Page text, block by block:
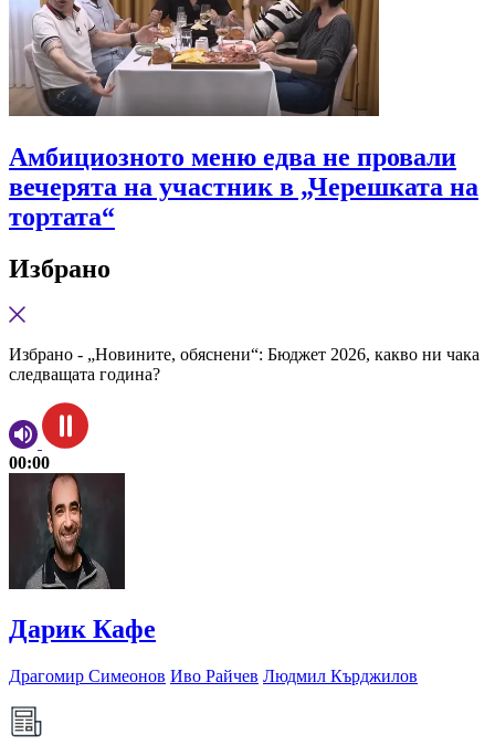
Амбициозното меню едва не провали
вечерята на участник в „Черешката на
тортата“
Избрано
Избрано - „Новините, обяснени“: Бюджет 2026, какво ни чака
следващата година?
00:00
Дарик Кафе
Драгомир Симеонов Иво Райчев Людмил Кърджилов